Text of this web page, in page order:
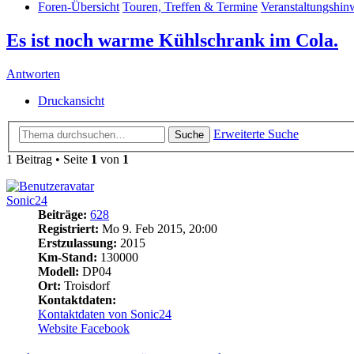
Foren-Übersicht Touren, Treffen & Termine
Es ist noch warme Kühlschrank im Cola.
Antworten
Druckansicht
Suche
Erweiterte Suche
1 Beitrag • Seite 1 von 1
Sonic24
Beiträge: 628
Registriert: Mo 9. Feb 2015, 20:00
Erstzulassung: 2015
Km-Stand: 130000
Modell: DP04
Ort: Troisdorf
Kontaktdaten:
Kontaktdaten von Sonic24
Website Facebook